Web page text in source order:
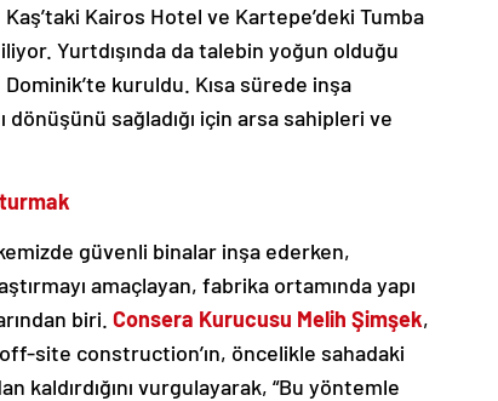
Kairos Hotel ve Kartepe’deki Tumba
Yurtdışında da talebin yoğun olduğu
kuruldu. Kısa sürede inşa
dönüşünü sağladığı için arsa sahipleri ve
güvenli binalar inşa ederken,
amaçlayan, fabrika ortamında yapı
biri. Consera Kurucusu Melih Şimşek,
site construction’ın, öncelikle sahadaki
kaldırdığını vurgulayarak, “Bu yöntemle